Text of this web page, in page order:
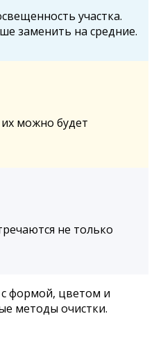
участка.
заменить на средние.
можно будет
не только
формой, цветом и
методы очистки.